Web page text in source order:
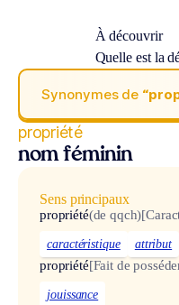
À découvrir
Quelle est la
Synonymes de
propriété
nom féminin
Sens principaux
propriété(de qqch)
caractéristique attribut
propriété[Fait de
jouissance